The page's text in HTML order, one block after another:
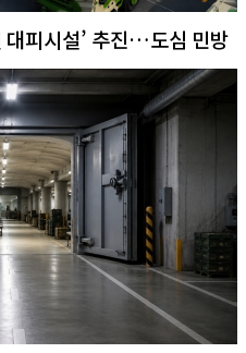
대피시설’ 추진…도심 민방